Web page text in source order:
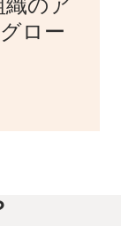
ロー